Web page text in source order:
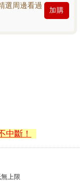
選周邊看過
加購
中斷！
上限